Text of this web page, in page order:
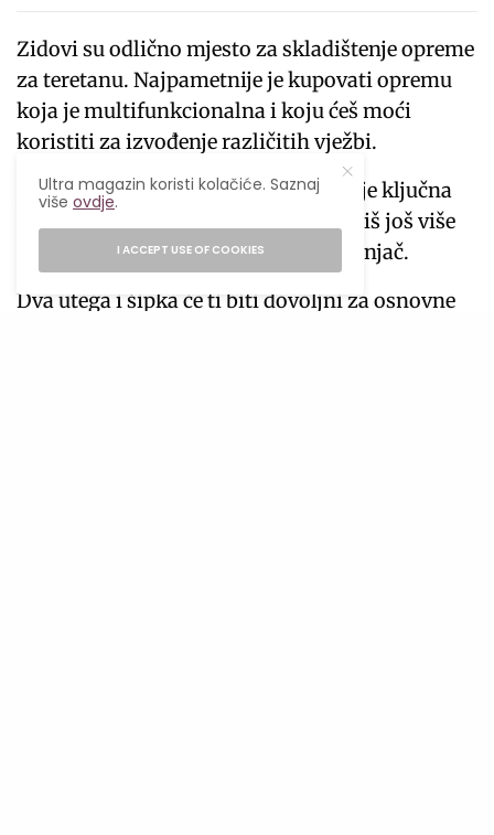
Zidovi su odlično mjesto za skladištenje opreme
za teretanu. Najpametnije je kupovati opremu
koja je multifunkcionalna i koju ćeš moći
koristiti za izvođenje različitih vježbi.
Jedna od njih je bench – klupa, koja je ključna
za izvođenje brojnih vježbi. Ako tražiš još više
opcija njene upotrebe, nabavi i naslonjač.
Dva utega i šipka će ti biti dovoljni za osnovne
Ultra magazin koristi kolačiće. Saznaj
višeovdje.
I ACCEPT USE OF COOKIES